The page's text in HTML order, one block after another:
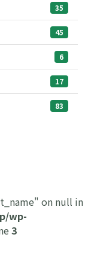
35
45
6
17
83
on null in
wp-
3